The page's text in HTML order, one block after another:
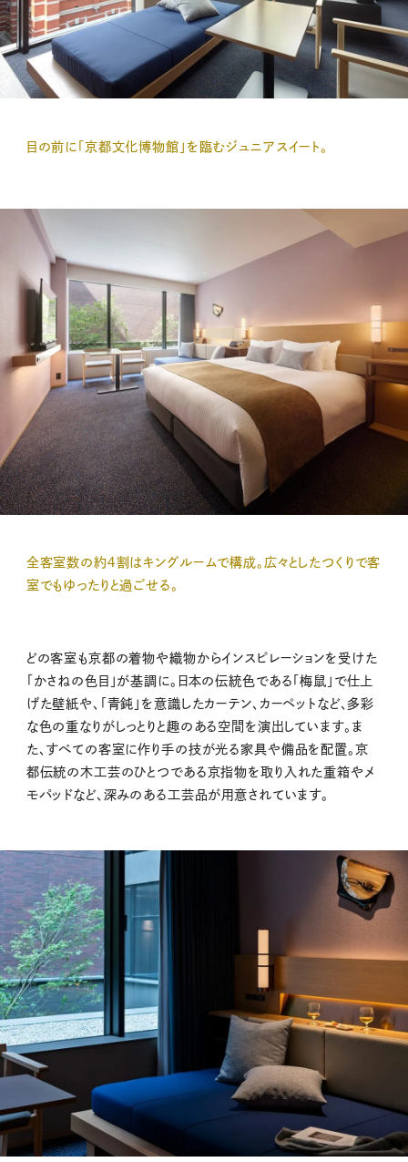
目の前に「京都文化博物館」を臨むジュニアスイート。
全客室数の約４割はキングルームで構成。広々としたつくりで客
室でもゆったりと過ごせる。
どの客室も京都の着物や織物からインスピレーションを受けた
「かさねの色目」が基調に。日本の伝統色である「梅鼠」で仕上
げた壁紙や、「青鈍」を意識したカーテン、カーペットなど、多彩
な色の重なりがしっとりと趣のある空間を演出しています。ま
た、すべての客室に作り手の技が光る家具や備品を配置。京
都伝統の木工芸のひとつである京指物を取り入れた重箱やメ
モパッドなど、深みのある工芸品が用意されています。